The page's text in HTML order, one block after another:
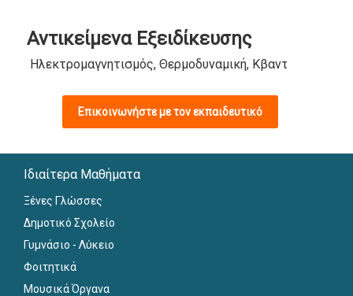
Αντικείμενα Εξειδίκευσης
Ηλεκτρομαγνητισμός, Θερμοδυναμική,
Επικοινωνήστε με τον εκπαιδευτικό
Ιδιαίτερα Μαθήματα
Ξένες Γλώσσες
Δημοτικό Σχολείο
Γυμνάσιο - Λύκειο
Φοιτητικά
Μουσικά Όργανα